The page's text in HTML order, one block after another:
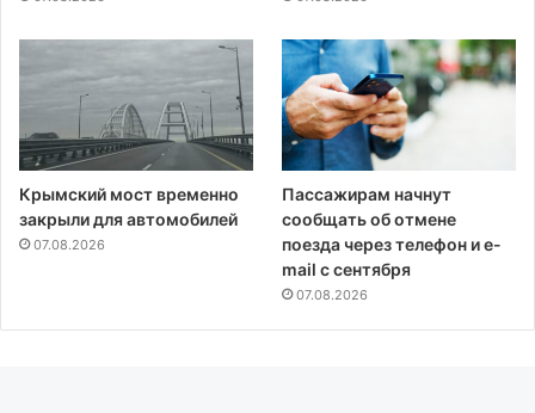
Крымский мост временно
закрыли для автомобилей
07.08.2026
Пассажирам начнут
сообщать об отмене
поезда через телефон и e-
mail с сентября
07.08.2026